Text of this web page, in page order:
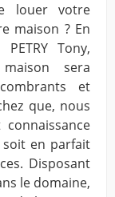
louer votre
maison ? En
Tony,
sera
et
que, nous
en parfait
Disposant
le domaine,